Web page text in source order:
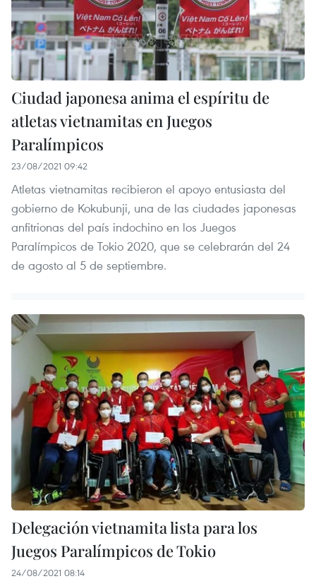
Ciudad japonesa anima el espíritu de
atletas vietnamitas en Juegos
Paralímpicos
23/08/2021 09:42
Atletas vietnamitas recibieron el apoyo entusiasta del
gobierno de Kokubunji, una de las ciudades japonesas
anfitrionas del país indochino en los Juegos
Paralímpicos de Tokio 2020, que se celebrarán del 24
de agosto al 5 de septiembre.
Delegación vietnamita lista para los
Juegos Paralímpicos de Tokio
24/08/2021 08:14